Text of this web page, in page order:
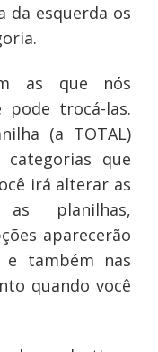
da esquerda os
as que nós
pode trocá-las.
(a TOTAL)
que
irá alterar as
planilhas,
aparecerão
também nas
quando você